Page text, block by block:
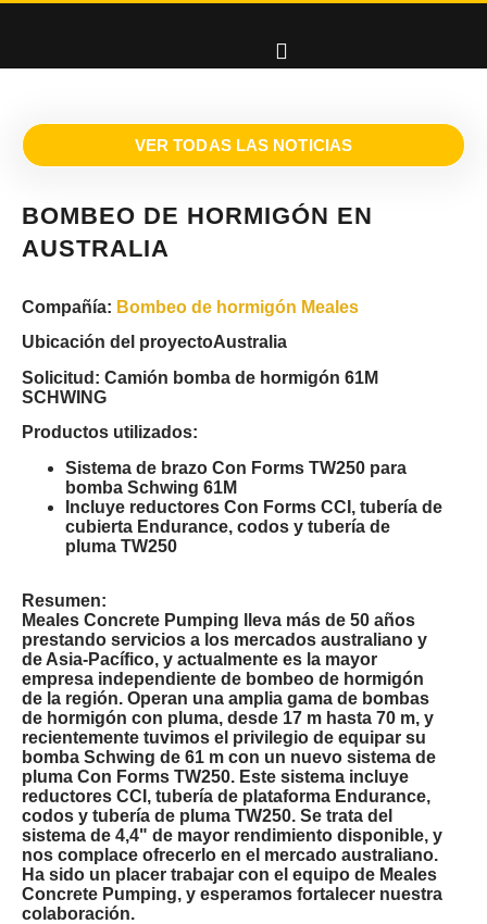
VER TODAS LAS NOTICIAS
BOMBEO DE HORMIGÓN EN
AUSTRALIA
Compañía: Bombeo de hormigón Meales
Ubicación del proyectoAustralia
Solicitud: Camión bomba de hormigón 61M
SCHWING
Productos utilizados:
Sistema de brazo Con Forms TW250 para
bomba Schwing 61M
Incluye reductores Con Forms CCI, tubería de
cubierta Endurance, codos y tubería de
pluma TW250
Resumen:
Meales Concrete Pumping lleva más de 50 años
prestando servicios a los mercados australiano y
de Asia-Pacífico, y actualmente es la mayor
empresa independiente de bombeo de hormigón
de la región. Operan una amplia gama de bombas
de hormigón con pluma, desde 17 m hasta 70 m, y
recientemente tuvimos el privilegio de equipar su
bomba Schwing de 61 m con un nuevo sistema de
pluma Con Forms TW250. Este sistema incluye
reductores CCI, tubería de plataforma Endurance,
codos y tubería de pluma TW250. Se trata del
sistema de 4,4" de mayor rendimiento disponible, y
nos complace ofrecerlo en el mercado australiano.
Ha sido un placer trabajar con el equipo de Meales
Concrete Pumping, y esperamos fortalecer nuestra
colaboración.